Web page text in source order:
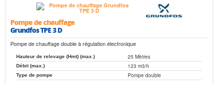
Pompe de chauffage
Grundfos TPE 3 D
Pompe de chauffage double à régulation électronique
Hauteur de relevage (Hmt) (max.) 25 Mètres
Débit (max.) 123 m3/h
Type de pompe Pompe double